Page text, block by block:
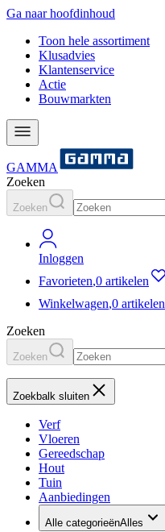
Ga naar hoofdinhoud
Toon hele assortiment
Klusadvies
Klantenservice
Actie
Bouwmarkten
GAMMA
Zoeken
Zoeken
Inloggen
Favorieten,0 artikelen
Winkelwagen,0 artikelen
Zoeken
Zoeken
Zoekbalk sluiten
Verf
Vloeren
Gereedschap
Hout
Tuin
Aanbiedingen
Alle categorieënAlles